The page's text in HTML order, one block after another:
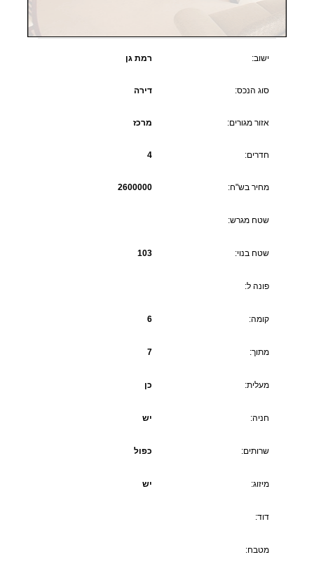
ישוב: רמת גן
סוג הנכס: דירה
אזור מגורים: מרכז
חדרים: 4
מחיר בש"ח: 2600000
שטח מגרש:
שטח בנוי: 103
פונה ל:
קומה: 6
מתוך: 7
מעלית: כן
חניה: יש
שרותים: כפול
מיזוג: יש
דוד:
מטבח: